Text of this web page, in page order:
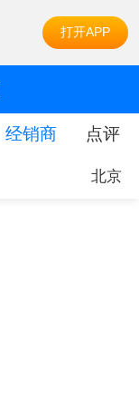
打开APP
经销商 点评
北京